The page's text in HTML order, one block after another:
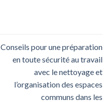
Conseils pour une préparation
en toute sécurité au travail
avec le nettoyage et
l’organisation des espaces
communs dans les